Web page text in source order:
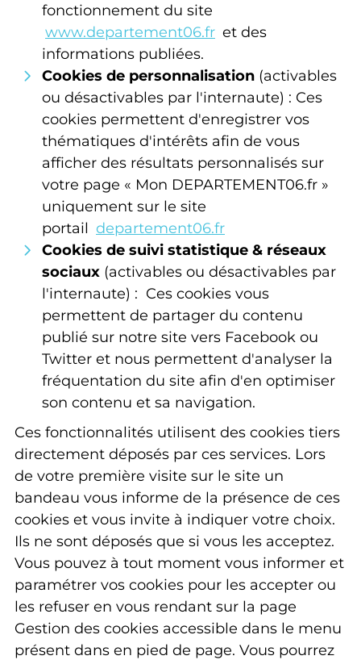
fonctionnement du site
www.departement06.fr et des
informations publiées.
Cookies de personnalisation (activables
ou désactivables par l'internaute) : Ces
cookies permettent d'enregistrer vos
thématiques d'intérêts afin de vous
afficher des résultats personnalisés sur
votre page « Mon DEPARTEMENT06.fr »
uniquement sur le site
portail departement06.fr
Cookies de suivi statistique & réseaux
sociaux (activables ou désactivables par
l'internaute) : Ces cookies vous
permettent de partager du contenu
publié sur notre site vers Facebook ou
Twitter et nous permettent d'analyser la
fréquentation du site afin d'en optimiser
son contenu et sa navigation.
Ces fonctionnalités utilisent des cookies tiers
directement déposés par ces services. Lors
de votre première visite sur le site un
bandeau vous informe de la présence de ces
cookies et vous invite à indiquer votre choix.
Ils ne sont déposés que si vous les acceptez.
Vous pouvez à tout moment vous informer et
paramétrer vos cookies pour les accepter ou
les refuser en vous rendant sur la page
Gestion des cookies accessible dans le menu
présent dans en pied de page. Vous pourrez